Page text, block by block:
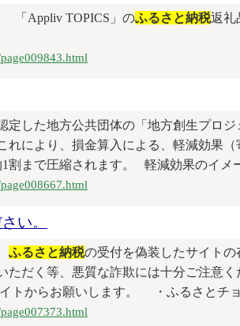
「Appliv TOPICS」のふるさと納税返礼
定した地方公共団体の「地方創生プロ
れにより、損金算入による、軽減効果
割まで圧縮されます。 軽減効果のイ
い。
ふるさと納税の受付を偽装したサイト
ただく等、悪質な詐欺には十分ご注意
イトからお願いします。 ・ふるさと